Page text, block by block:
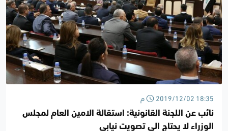
2019/12/02 18:35 م
نائب عن اللجنة القانونية: استقالة الامين العام لمجلس
الوزراء لا يحتاج الى تصويت نيابي